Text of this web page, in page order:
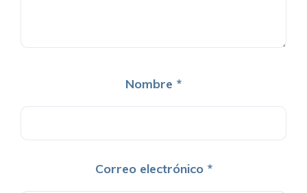
Nombre *
Correo electrónico *